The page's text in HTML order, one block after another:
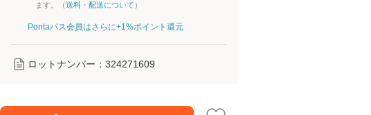
ます。（送料・配送について ）
Pontaパス会員はさらに+1%ポイント還元
ロットナンバー： 324271609